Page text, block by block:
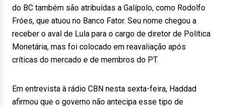
do BC também são atribuídas a Galípolo, como Rodolfo
Fróes, que atuou no Banco Fator. Seu nome chegou a
receber o aval de Lula para o cargo de diretor de Política
Monetária, mas foi colocado em reavaliação após
críticas do mercado e de membros do PT.
Em entrevista à rádio CBN nesta sexta-feira, Haddad
afirmou que o governo não antecipa esse tipo de